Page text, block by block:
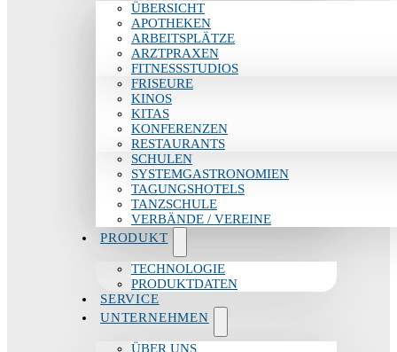
ÜBERSICHT
APOTHEKEN
ARBEITSPLÄTZE
ARZTPRAXEN
FITNESSSTUDIOS
FRISEURE
KINOS
KITAS
KONFERENZEN
RESTAURANTS
SCHULEN
SYSTEMGASTRONOMIEN
TAGUNGSHOTELS
TANZSCHULE
VERBÄNDE / VEREINE
PRODUKT
TECHNOLOGIE
PRODUKTDATEN
SERVICE
UNTERNEHMEN
ÜBER UNS